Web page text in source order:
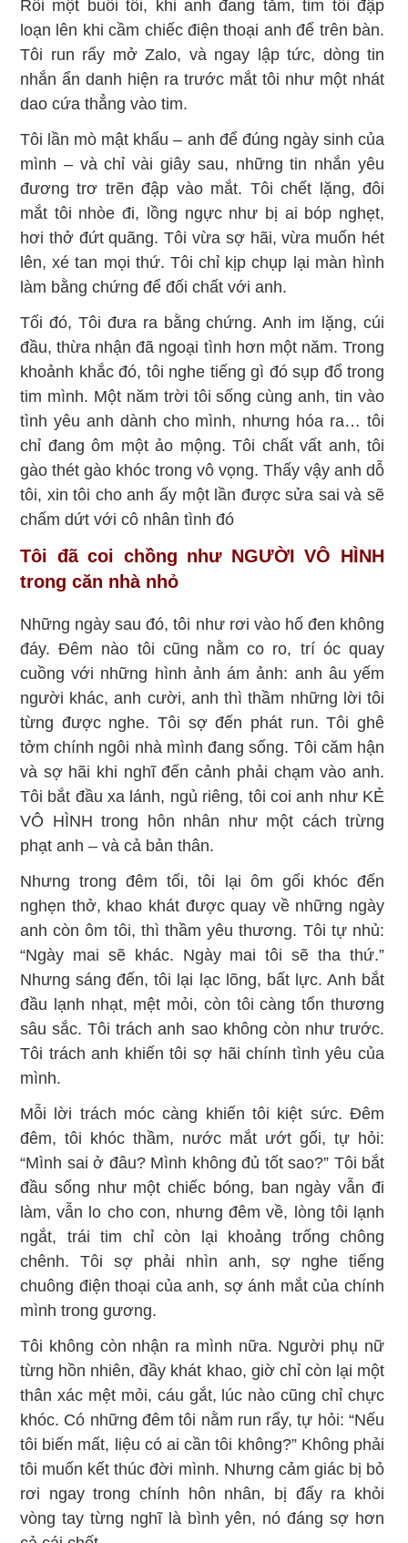
Rồi một buổi tối, khi anh đang tắm, tim tôi đập
loạn lên khi cầm chiếc điện thoại anh để trên bàn.
Tôi run rẩy mở Zalo, và ngay lập tức, dòng tin
nhắn ẩn danh hiện ra trước mắt tôi như một nhát
dao cứa thẳng vào tim.
Tôi lần mò mật khẩu – anh để đúng ngày sinh của
mình – và chỉ vài giây sau, những tin nhắn yêu
đương trơ trẽn đập vào mắt. Tôi chết lặng, đôi
mắt tôi nhòe đi, lồng ngực như bị ai bóp nghẹt,
hơi thở đứt quãng. Tôi vừa sợ hãi, vừa muốn hét
lên, xé tan mọi thứ. Tôi chỉ kịp chụp lại màn hình
làm bằng chứng để đối chất với anh.
Tối đó, Tôi đưa ra bằng chứng. Anh im lặng, cúi
đầu, thừa nhận đã ngoại tình hơn một năm. Trong
khoảnh khắc đó, tôi nghe tiếng gì đó sụp đổ trong
tim mình. Một năm trời tôi sống cùng anh, tin vào
tình yêu anh dành cho mình, nhưng hóa ra… tôi
chỉ đang ôm một ảo mộng. Tôi chất vất anh, tôi
gào thét gào khóc trong vô vọng. Thấy vậy anh dỗ
tôi, xin tôi cho anh ấy một lần được sửa sai và sẽ
chấm dứt với cô nhân tình đó
Tôi đã coi chồng như NGƯỜI VÔ HÌNH
trong căn nhà nhỏ
Những ngày sau đó, tôi như rơi vào hố đen không
đáy. Đêm nào tôi cũng nằm co ro, trí óc quay
cuồng với những hình ảnh ám ảnh: anh âu yếm
người khác, anh cười, anh thì thầm những lời tôi
từng được nghe. Tôi sợ đến phát run. Tôi ghê
tởm chính ngôi nhà mình đang sống. Tôi căm hận
và sợ hãi khi nghĩ đến cảnh phải chạm vào anh.
Tôi bắt đầu xa lánh, ngủ riêng, tôi coi anh như KẺ
VÔ HÌNH trong hôn nhân như một cách trừng
phạt anh – và cả bản thân.
Nhưng trong đêm tối, tôi lại ôm gối khóc đến
nghẹn thở, khao khát được quay về những ngày
anh còn ôm tôi, thì thầm yêu thương. Tôi tự nhủ:
“Ngày mai sẽ khác. Ngày mai tôi sẽ tha thứ.”
Nhưng sáng đến, tôi lại lạc lõng, bất lực. Anh bắt
đầu lạnh nhạt, mệt mỏi, còn tôi càng tổn thương
sâu sắc. Tôi trách anh sao không còn như trước.
Tôi trách anh khiến tôi sợ hãi chính tình yêu của
mình.
Mỗi lời trách móc càng khiến tôi kiệt sức. Đêm
đêm, tôi khóc thầm, nước mắt ướt gối, tự hỏi:
“Mình sai ở đâu? Mình không đủ tốt sao?” Tôi bắt
đầu sống như một chiếc bóng, ban ngày vẫn đi
làm, vẫn lo cho con, nhưng đêm về, lòng tôi lạnh
ngắt, trái tim chỉ còn lại khoảng trống chông
chênh. Tôi sợ phải nhìn anh, sợ nghe tiếng
chuông điện thoại của anh, sợ ánh mắt của chính
mình trong gương.
Tôi không còn nhận ra mình nữa. Người phụ nữ
từng hồn nhiên, đầy khát khao, giờ chỉ còn lại một
thân xác mệt mỏi, cáu gắt, lúc nào cũng chỉ chực
khóc. Có những đêm tôi nằm run rẩy, tự hỏi: “Nếu
tôi biến mất, liệu có ai cần tôi không?” Không phải
tôi muốn kết thúc đời mình. Nhưng cảm giác bị bỏ
rơi ngay trong chính hôn nhân, bị đẩy ra khỏi
vòng tay từng nghĩ là bình yên, nó đáng sợ hơn